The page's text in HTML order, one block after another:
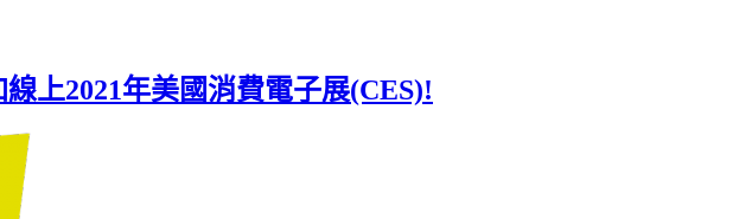
上2021年美國消費電子展(CES)!